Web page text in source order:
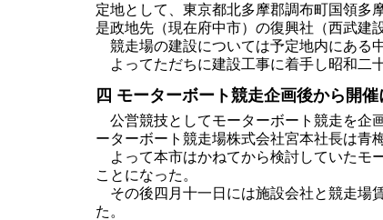
定地として、東京都北多摩郡調布町国領多
是政地先（現在府中市）の復興社（西武建
競走場の建設については予定地内にある
よってただちに建設工事に着手し昭和二
四 モーターボート競走企画後から開
公営競技としてモーターボート競走を企
ーターボート競走場株式会社宮本社長は青
よって本市はかねてから検討していたモ
ことになった。
その後四月十一日には施設会社と競走場
た。